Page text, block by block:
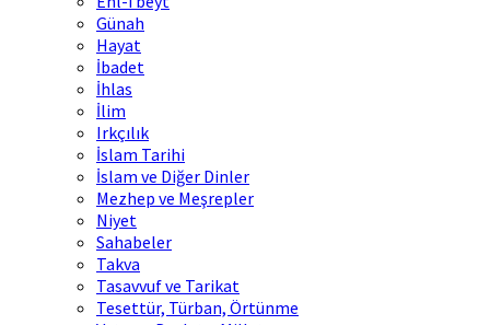
Günah
Hayat
İbadet
İhlas
İlim
Irkçılık
İslam Tarihi
İslam ve Diğer Dinler
Mezhep ve Meşrepler
Niyet
Sahabeler
Takva
Tasavvuf ve Tarikat
Tesettür, Türban, Örtünme